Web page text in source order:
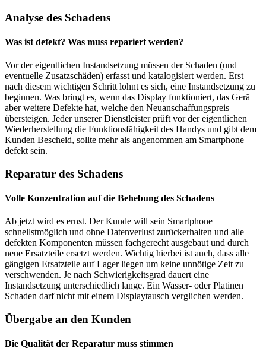
Analyse des Schadens
Was ist defekt? Was muss repariert werden?
Vor der eigentlichen Instandsetzung müssen der Schaden (und
eventuelle Zusatzschäden) erfasst und katalogisiert werden. Erst
nach diesem wichtigen Schritt lohnt es sich, eine Instandsetzung zu
beginnen. Was bringt es, wenn das Display funktioniert, das Gerä
aber weitere Defekte hat, welche den Neuanschaffungspreis
übersteigen. Jeder unserer Dienstleister prüft vor der eigentlichen
Wiederherstellung die Funktionsfähigkeit des Handys und gibt dem
Kunden Bescheid, sollte mehr als angenommen am Smartphone
defekt sein.
Reparatur des Schadens
Volle Konzentration auf die Behebung des Schadens
Ab jetzt wird es ernst. Der Kunde will sein Smartphone
schnellstmöglich und ohne Datenverlust zurückerhalten und alle
defekten Komponenten müssen fachgerecht ausgebaut und durch
neue Ersatzteile ersetzt werden. Wichtig hierbei ist auch, dass alle
gängigen Ersatzteile auf Lager liegen um keine unnötige Zeit zu
verschwenden. Je nach Schwierigkeitsgrad dauert eine
Instandsetzung unterschiedlich lange. Ein Wasser- oder Platinen
Schaden darf nicht mit einem Displaytausch verglichen werden.
Übergabe an den Kunden
Die Qualität der Reparatur muss stimmen